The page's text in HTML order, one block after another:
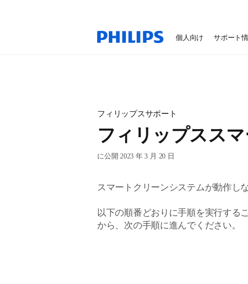
個人向け サポート
フィリップスサポート
フィリップスス
に公開 2023 年 3 月 20 日
スマートクリーンシステムが動作し
以下の順番どおりに手順を実行する
から、次の手順に進んでください。